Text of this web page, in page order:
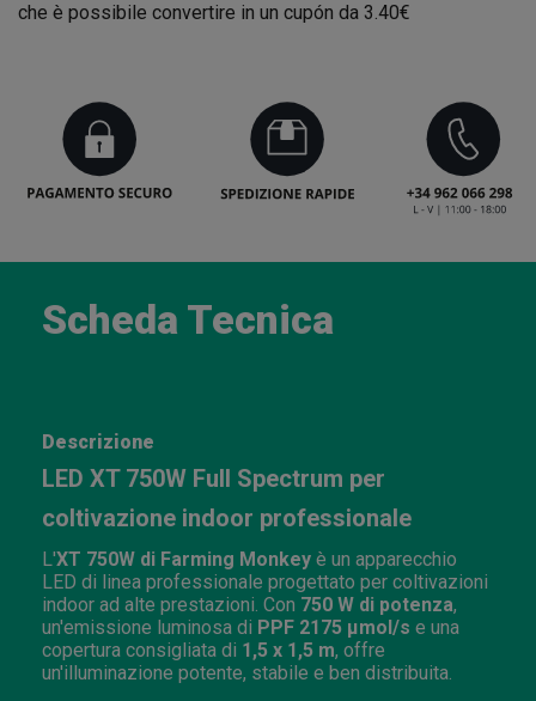
che è possibile convertire in un cupón da 3.40€
Scheda Tecnica
Descrizione
LED XT 750W Full Spectrum per
coltivazione indoor professionale
L'XT 750W di Farming Monkey è un apparecchio
LED di linea professionale progettato per coltivazioni
indoor ad alte prestazioni. Con 750 W di potenza,
un'emissione luminosa di PPF 2175 μmol/s e una
copertura consigliata di 1,5 x 1,5 m, offre
un'illuminazione potente, stabile e ben distribuita.